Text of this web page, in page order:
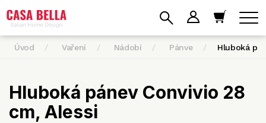
Úvod Vaření Nádobí Pánve Hluboká
Hluboká pánev Convivio 28
cm, Alessi